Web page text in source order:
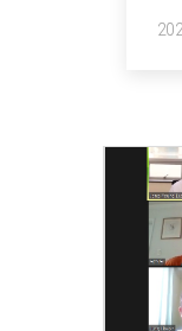
유
원
이
대
지
1
실